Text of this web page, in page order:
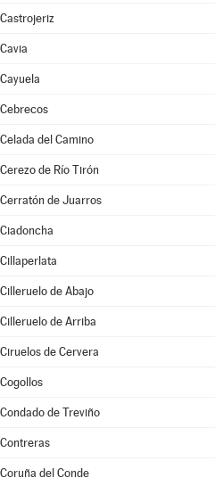
Castrojeriz
Cavia
Cayuela
Cebrecos
Celada del Camino
Cerezo de Río Tirón
Cerratón de Juarros
Ciadoncha
Cillaperlata
Cilleruelo de Abajo
Cilleruelo de Arriba
Ciruelos de Cervera
Cogollos
Condado de Treviño
Contreras
Coruña del Conde